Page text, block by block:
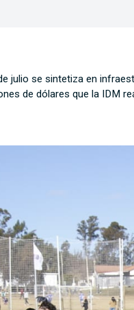
julio se sintetiza en
de dólares que la IDM